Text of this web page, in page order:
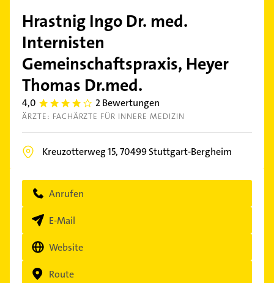
Hrastnig Ingo Dr. med.
Internisten
Gemeinschaftspraxis, Heyer
Thomas Dr.med.
4,0 4.0 2 Bewertungen
ÄRZTE: FACHÄRZTE FÜR INNERE MEDIZIN
Kreuzotterweg 15,70499Stuttgart-Bergheim
Anrufen
E-Mail
Website
Route